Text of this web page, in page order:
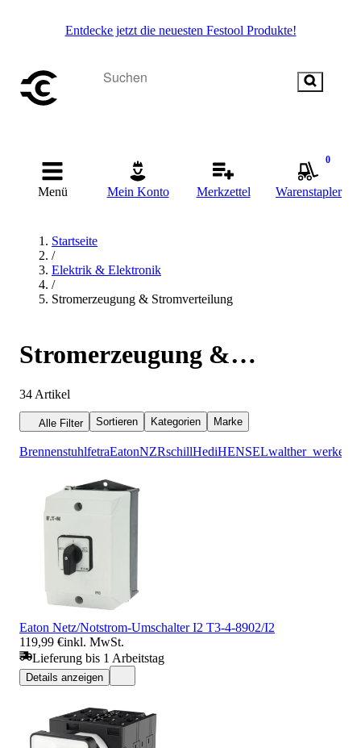
Entdecke jetzt die neuesten Festool Produkte!
Menü Mein Konto Merkzettel
0
Warenstapler
Startseite
/
Elektrik & Elektronik
/
Stromerzeugung & Stromverteilung
Stromerzeugung &
Stromverteilung
34 Artikel
Alle Filter Sortieren Kategorien Marke
BrennenstuhlfetraEatonNZRschillHediHENSELwalther_werke
Eaton Netz/Notstrom-Umschalter I2 T3-4-8902/I2
119,99 €inkl. MwSt.
Lieferung bis 1 Arbeitstag
Details anzeigen